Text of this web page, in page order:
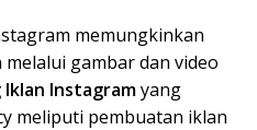
memungkinkan
gambar dan video
Iklan Instagramyang
meliputi pembuatan iklan